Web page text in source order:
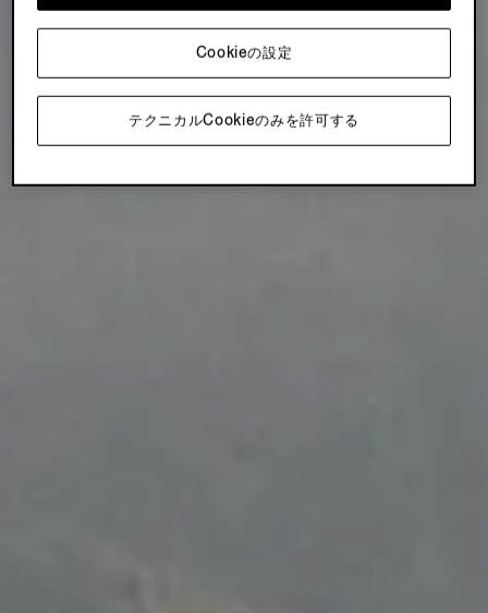
テクニカルCookieのみを許可する
Cookieの設定